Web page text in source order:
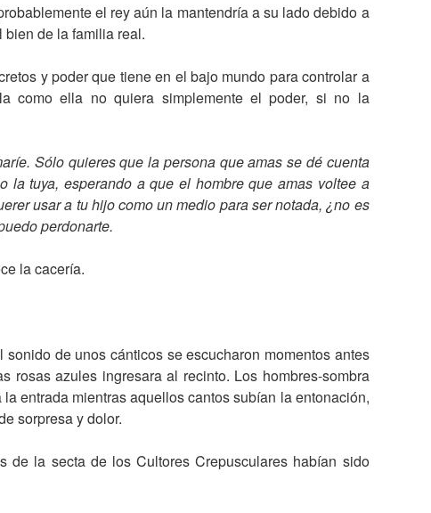
el rey aún la mantendría a su lado debido a
de la familia real.
y poder que tiene en el bajo mundo para controlar a
como ella no quiera simplemente el poder, si no la
Sólo quieres que la persona que amas se dé cuenta
la tuya, esperando a que el hombre que amas voltee a
usar a tu hijo como un medio para ser notada, ¿no es
perdonarte.
la cacería.
de unos cánticos se escucharon momentos antes
rosas azules ingresara al recinto. Los hombres-sombra
entrada mientras aquellos cantos subían la entonación,
sorpresa y dolor.
de la secta de los Cultores Crepusculares habían sido